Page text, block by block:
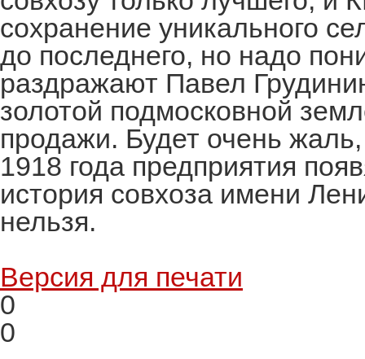
сохранение уникального
до последнего, но надо
раздражают Павел
золотой подмосковной
продажи. Будет очень
1918 года предприятия
история совхоза имени
нельзя.
Версия для печати
0
0